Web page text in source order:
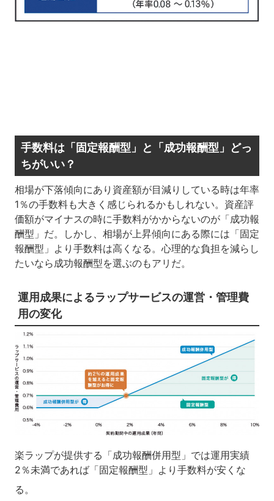
手数料は「固定報酬型」と「成功報酬型」どっ
ちがいい？
相場が下落傾向にあり資産額が目減りしている時は年率
1％の手数料も大きく感じられるかもしれない。資産評
価額がマイナスの時に手数料がかからないのが「成功報
酬型」だ。しかし、相場が上昇傾向にある際には「固定
報酬型」より手数料は高くなる。心理的な負担を減らし
たいなら成功報酬型を選ぶのもアリだ。
運用成果によるラップサービスの運営・管理費
用の変化
楽ラップが提供する「成功報酬併用型」では運用実績
2％未満であれば「固定報酬型」より手数料が安くな
る。